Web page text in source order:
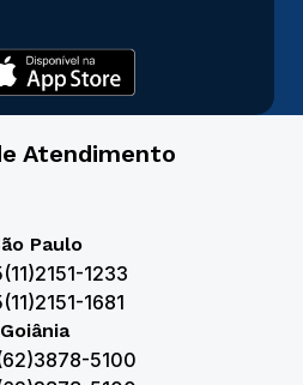
Atendimento
Paulo
1233
1681
Goiânia
5100